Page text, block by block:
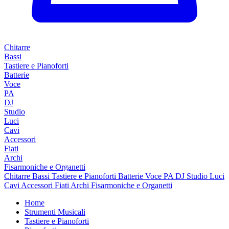
Chitarre
Bassi
Tastiere e Pianoforti
Batterie
Voce
PA
DJ
Studio
Luci
Cavi
Accessori
Fiati
Archi
Fisarmoniche e Organetti
Chitarre Bassi Tastiere e Pianoforti Batterie Voce PA DJ Studio Luci
Cavi Accessori Fiati Archi Fisarmoniche e Organetti
Home
Strumenti Musicali
Tastiere e Pianoforti